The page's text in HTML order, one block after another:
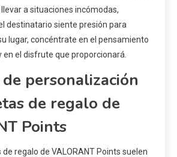
a situaciones incómodas,
destinatario siente presión para
lugar, concéntrate en el pensamiento
en el disfrute que proporcionará.
personalización
de regalo de
Points
regalo de VALORANT Points suelen